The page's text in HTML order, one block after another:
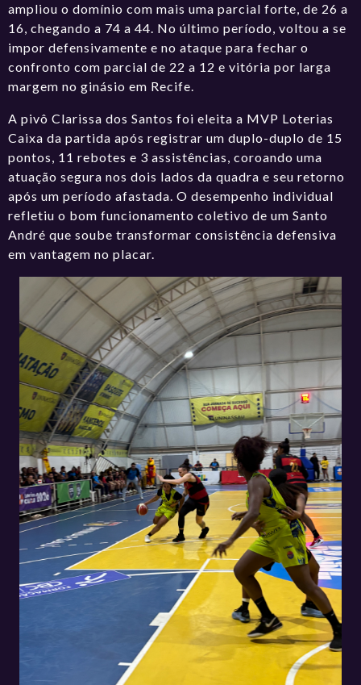
ampliou o domínio com mais uma parcial forte, de 26 a
16, chegando a 74 a 44. No último período, voltou a se
impor defensivamente e no ataque para fechar o
confronto com parcial de 22 a 12 e vitória por larga
margem no ginásio em Recife.
A pivô Clarissa dos Santos foi eleita a MVP Loterias
Caixa da partida após registrar um duplo-duplo de 15
pontos, 11 rebotes e 3 assistências, coroando uma
atuação segura nos dois lados da quadra e seu retorno
após um período afastada. O desempenho individual
refletiu o bom funcionamento coletivo de um Santo
André que soube transformar consistência defensiva
em vantagem no placar.